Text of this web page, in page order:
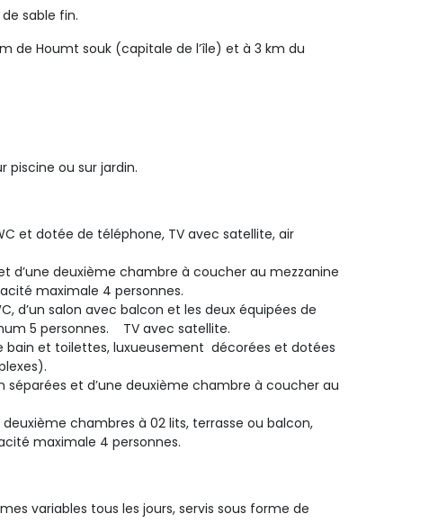
sable fin.
de Houmt souk (capitale de l’île) et à 3 km du
piscine ou sur jardin.
et dotée de téléphone, TV avec satellite, air
d’une deuxième chambre à coucher au mezzanine
maximale 4 personnes.
d’un salon avec balcon et les deux équipées de
5 personnes. TV avec satellite.
bain et toilettes, luxueusement décorées et dotées
séparées et d’une deuxième chambre à coucher au
chambres à 02 lits, terrasse ou balcon,
maximale 4 personnes.
variables tous les jours, servis sous forme de